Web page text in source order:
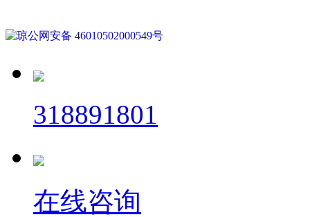
琼公网安备 46010502000549号
318891801
在线咨询